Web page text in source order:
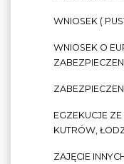
WNIOSEK (
WNIOSEK O
EGZEKUCJE
KUTRÓW,
ZAJĘCIE